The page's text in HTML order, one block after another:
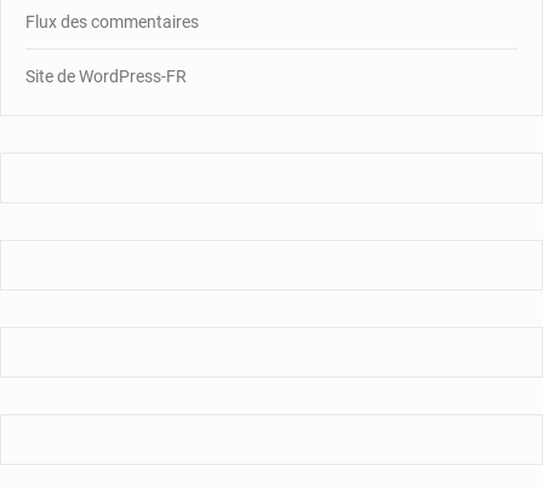
Flux des commentaires
Site de WordPress-FR